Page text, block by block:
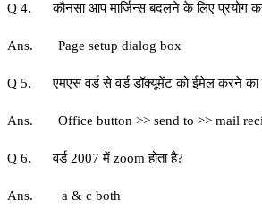
Q 4. कौनसा आप मार्जिन्स बदलने के लिए प्रयोग
Ans. Page setup dialog box
Q 5. एमएस वर्ड से वर्ड डॉक्यूमेंट को ईमेल करने का
Ans. Office button >> send to >> mail
Q 6. वर्ड 2007 में zoom होता है?
Ans. a & c both